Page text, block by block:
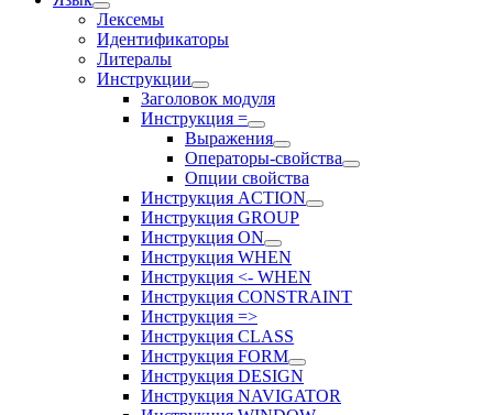
Лексемы
Идентификаторы
Литералы
Инструкции
Заголовок модуля
Инструкция =
Выражения
Операторы-свойства
Опции свойства
Инструкция ACTION
Инструкция GROUP
Инструкция ON
Инструкция WHEN
Инструкция <- WHEN
Инструкция CONSTRAINT
Инструкция =>
Инструкция CLASS
Инструкция FORM
Инструкция DESIGN
Инструкция NAVIGATOR